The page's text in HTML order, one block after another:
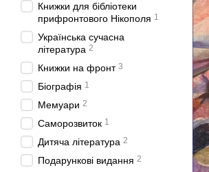
Книжки для бібліотеки
прифронтового Нікополя 1
Українська сучасна
література 2
Книжки на фронт 3
Біографія 1
Мемуари 2
Саморозвиток 1
Дитяча література 2
Подарункові видання 2